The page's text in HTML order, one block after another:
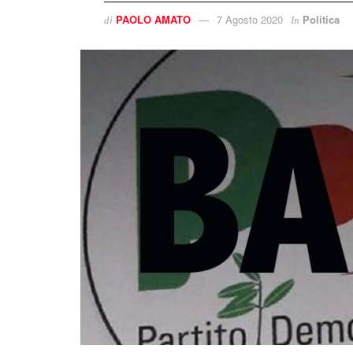
di PAOLO AMATO 7 Agosto 2020 In Politica